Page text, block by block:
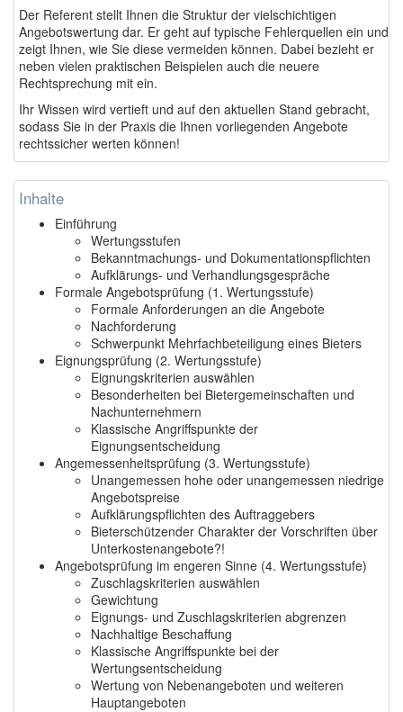
Der Referent stellt Ihnen die Struktur der vielschichtigen
Angebotswertung dar. Er geht auf typische Fehlerquellen ein und
zeigt Ihnen, wie Sie diese vermeiden können. Dabei bezieht er
neben vielen praktischen Beispielen auch die neuere
Rechtsprechung mit ein.
Ihr Wissen wird vertieft und auf den aktuellen Stand gebracht,
sodass Sie in der Praxis die Ihnen vorliegenden Angebote
rechtssicher werten können!
Inhalte
Einführung
Wertungsstufen
Bekanntmachungs- und Dokumentationspflichten
Aufklärungs- und Verhandlungsgespräche
Formale Angebotsprüfung (1. Wertungsstufe)
Formale Anforderungen an die Angebote
Nachforderung
Schwerpunkt Mehrfachbeteiligung eines Bieters
Eignungsprüfung (2. Wertungsstufe)
Eignungskriterien auswählen
Besonderheiten bei Bietergemeinschaften und
Nachunternehmern
Klassische Angriffspunkte der
Eignungsentscheidung
Angemessenheitsprüfung (3. Wertungsstufe)
Unangemessen hohe oder unangemessen niedrige
Angebotspreise
Aufklärungspflichten des Auftraggebers
Bieterschützender Charakter der Vorschriften über
Unterkostenangebote?!
Angebotsprüfung im engeren Sinne (4. Wertungsstufe)
Zuschlagskriterien auswählen
Gewichtung
Eignungs- und Zuschlagskriterien abgrenzen
Nachhaltige Beschaffung
Klassische Angriffspunkte bei der
Wertungsentscheidung
Wertung von Nebenangeboten und weiteren
Hauptangeboten